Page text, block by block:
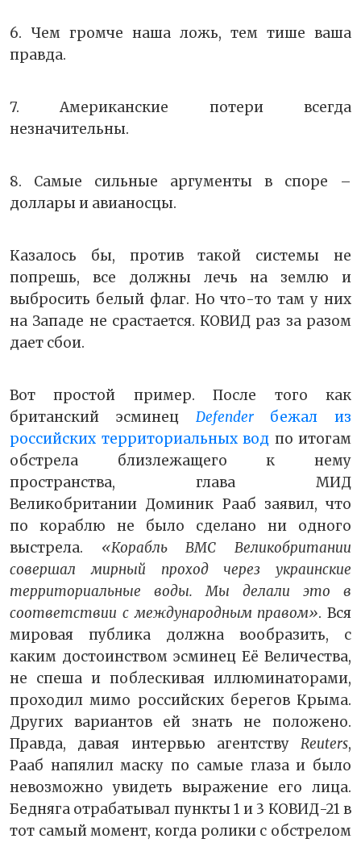
6. Чем громче наша ложь, тем тише ваша
правда.
7. Американские потери всегда
незначительны.
8. Самые сильные аргументы в споре –
доллары и авианосцы.
Казалось бы, против такой системы не
попрешь, все должны лечь на землю и
выбросить белый флаг. Но что-то там у них
на Западе не срастается. КОВИД раз за разом
дает сбои.
Вот простой пример. После того как
британский эсминец Defenderбежал из
российских территориальных вод по итогам
обстрела близлежащего к нему
пространства, глава МИД
Великобритании Доминик Рааб заявил, что
по кораблю не было сделано ни одного
выстрела. «Корабль ВМС Великобритании
совершал мирный проход через украинские
территориальные воды. Мы делали это в
соответствии с международным правом». Вся
мировая публика должна вообразить, с
каким достоинством эсминец Её Величества,
не спеша и поблескивая иллюминаторами,
проходил мимо российских берегов Крыма.
Других вариантов ей знать не положено.
Правда, давая интервью агентству Reuters,
Рааб напялил маску по самые глаза и было
невозможно увидеть выражение его лица.
Бедняга отрабатывал пункты 1 и 3 КОВИД-21 в
тот самый момент, когда ролики с обстрелом